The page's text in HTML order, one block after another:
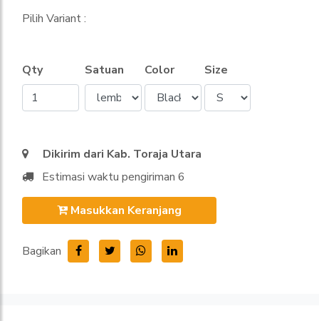
Pilih Variant :
Qty Satuan Color Size
Dikirim dari Kab. Toraja Utara
Estimasi waktu pengiriman 6
Masukkan Keranjang
Bagikan